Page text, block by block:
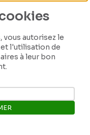
vous autorisez le
l'utilisation de
à leur bon